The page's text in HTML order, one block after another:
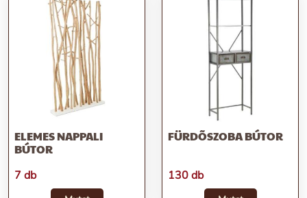
ELEMES NAPPALI
BÚTOR
7 db
FÜRDÕSZOBA BÚTOR
130 db